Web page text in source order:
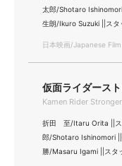
太郎/Shotaro
生朗/Ikuro Suzuki ||ス
日本映画/Japanese Film
仮面ライダース
Kamen Rider
折田 至/Itaru Orita ||ス
郎/Shotaro Ishinomori
勝/Masaru Igami ||スタ